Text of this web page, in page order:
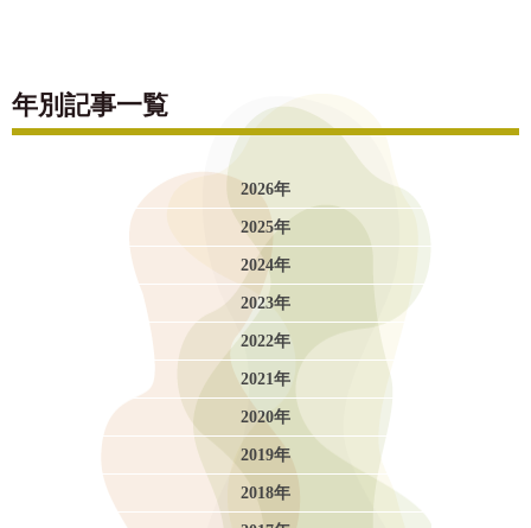
年別記事一覧
2026年
2025年
2024年
2023年
2022年
2021年
2020年
2019年
2018年